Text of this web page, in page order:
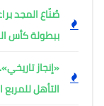
ببطولة كأس
«إنجاز
التأهل